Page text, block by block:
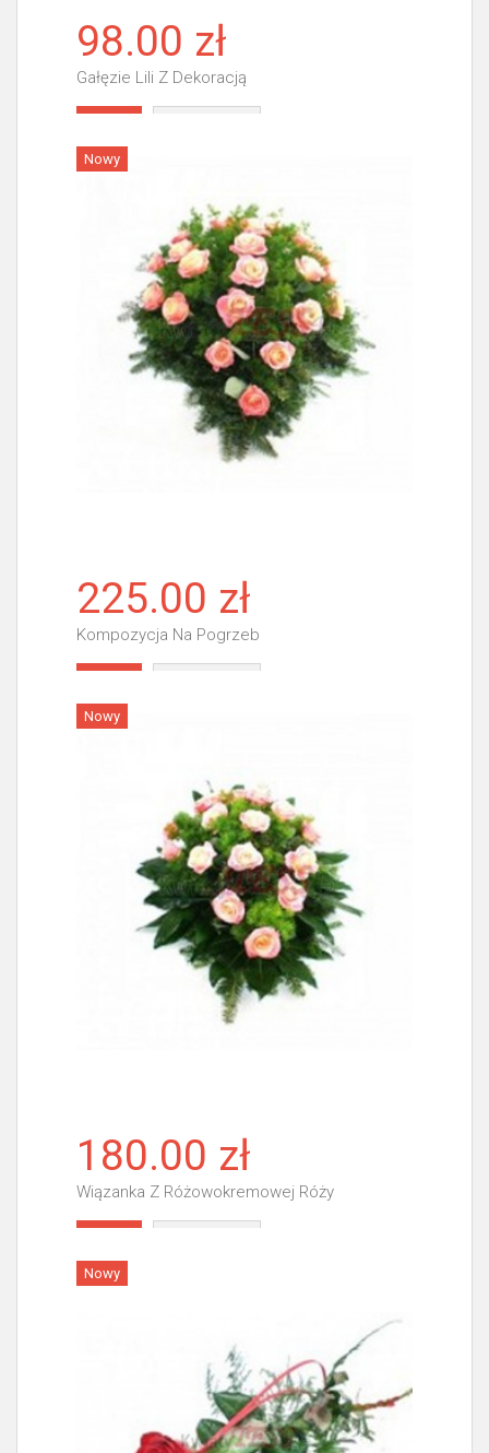
98.00 zł
Gałęzie Lili Z Dekoracją
Nowy
225.00 zł
Kompozycja Na Pogrzeb
Nowy
180.00 zł
Wiązanka Z Różowokremowej Róży
Nowy